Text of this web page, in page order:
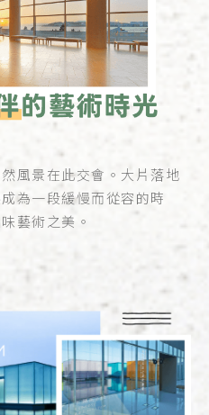
風景在此交會。大片落地
為一段緩慢而從容的時
藝術之美。